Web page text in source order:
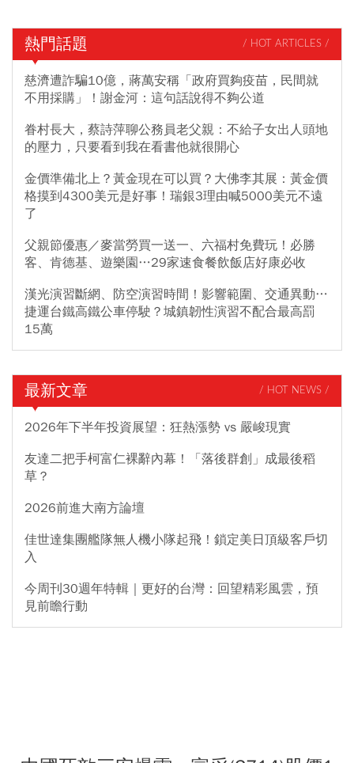
熱門話題 / HOT ARTICLES /
慈濟遭詐騙10億，蔣萬安稱「政府買夠疫苗，民間就
不用採購」！謝金河：這句話說得不夠公道
眷村長大，蔡詩萍聊公務員老父親：不給子女出人頭地
的壓力，只要看到我在看書他就很開心
金價準備北上？黃金現在可以買？大佛李其展：黃金價
格摸到4300美元是好事！瑞銀3理由喊5000美元不遠
了
父親節優惠／麥當勞買一送一、六福村免費玩！必勝
客、肯德基、遊樂園…29家速食餐飲飯店好康必收
漢光演習斷網、防空演習時間！影響範圍、交通異動…
捷運台鐵高鐵公車停駛？城鎮韌性演習不配合最高罰
15萬
最新文章 / HOT NEWS /
2026年下半年投資展望：狂熱漲勢 vs 嚴峻現實
友達二把手柯富仁裸辭內幕！「落後群創」成最後稻
草？
2026前進大南方論壇
佳世達集團艦隊無人機小隊起飛！鎖定美日頂級客戶切
入
今周刊30週年特輯｜更好的台灣：回望精彩風雲，預
見前瞻行動